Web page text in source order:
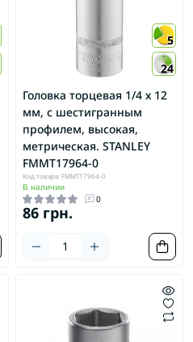
5
24
Головка торцевая 1/4 х 12
мм, с шестигранным
профилем, высокая,
метрическая. STANLEY
FMMT17964-0
Код товара: FMMT17964-0
В наличии
0
86 грн.